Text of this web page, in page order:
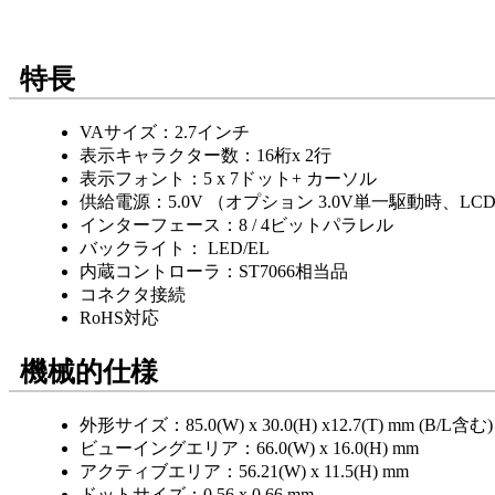
特長
VAサイズ：2.7インチ
表示キャラクター数：16桁x 2行
表示フォント：5 x 7ドット+ カーソル
供給電源：5.0V （オプション 3.0V単一駆動時、
インターフェース：8 / 4ビットパラレル
バックライト： LED/EL
内蔵コントローラ：ST7066相当品
コネクタ接続
RoHS対応
機械的仕様
外形サイズ：85.0(W) x 30.0(H) x12.7(T) mm (B/L含む)
ビューイングエリア：66.0(W) x 16.0(H) mm
アクティブエリア：56.21(W) x 11.5(H) mm